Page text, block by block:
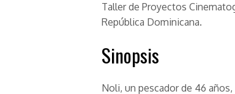
Taller de Proyectos
República Dominicana.
Sinopsis
Noli, un pescador de 46